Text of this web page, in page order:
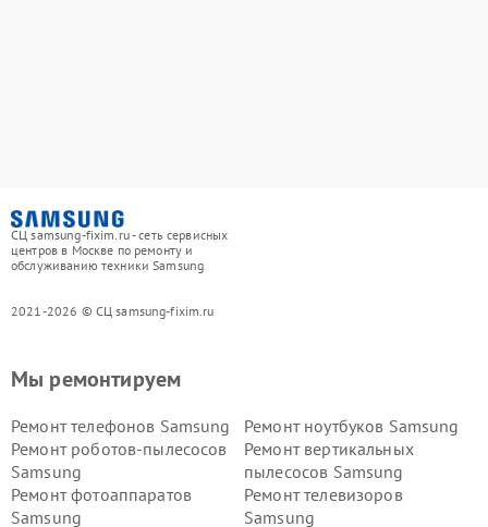
СЦ samsung-fixim.ru - сеть сервисных
центров в Москве по ремонту и
обслуживанию техники Samsung
2021-2026 © СЦ samsung-fixim.ru
Мы ремонтируем
Ремонт телефонов Samsung
Ремонт ноутбуков Samsung
Ремонт роботов-пылесосов
Samsung
Ремонт вертикальных
пылесосов Samsung
Ремонт фотоаппаратов
Samsung
Ремонт телевизоров
Samsung